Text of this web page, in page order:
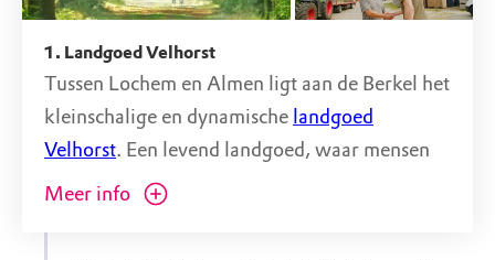
1. Landgoed Velhorst
Tussen Lochem en Almen ligt aan de Berkel het
kleinschalige en dynamische landgoed
Velhorst. Een levend landgoed, waar mensen
wonen, werken en van de natuur genieten.
Meer info